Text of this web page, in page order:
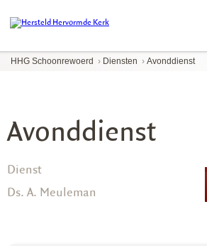
HHG Schoonrewoerd › Diensten › Avonddienst
Avonddienst
Dienst
Ds. A. Meuleman